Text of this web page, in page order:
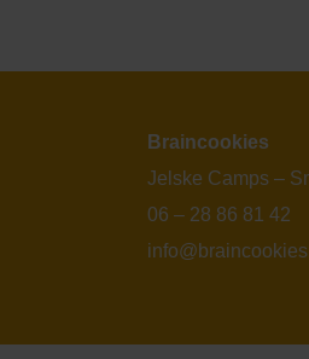
Braincookies
Jelske Camps –
06 – 28 86 81 42